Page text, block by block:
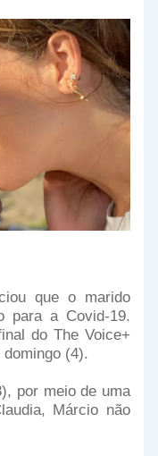
que o marido
para a Covid-19.
do The Voice+
(4).
por meio de uma
Márcio não